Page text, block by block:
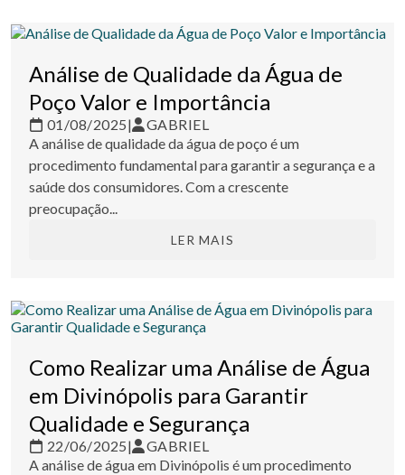
Análise de Qualidade da Água de
Poço Valor e Importância
01/08/2025|
GABRIEL
A análise de qualidade da água de poço é um
procedimento fundamental para garantir a segurança e a
saúde dos consumidores. Com a crescente
preocupação...
LER MAIS
Como Realizar uma Análise de Água
em Divinópolis para Garantir
Qualidade e Segurança
22/06/2025|
GABRIEL
A análise de água em Divinópolis é um procedimento